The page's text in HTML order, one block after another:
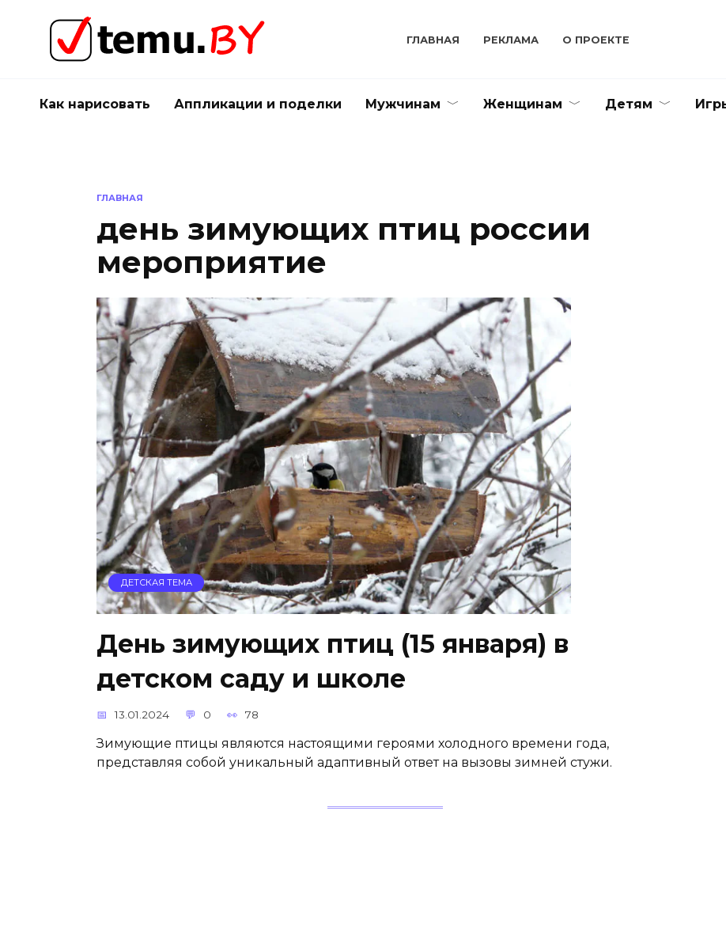
содержанию
ГЛАВНАЯ РЕКЛАМА О ПРОЕКТЕ
Как нарисовать Аппликации и поделки Мужчинам Женщинам Детям
ГЛАВНАЯ
день зимующих птиц россии
мероприятие
ДЕТСКАЯ ТЕМА
День зимующих птиц (15 января) в
детском саду и школе
13.01.2024 0 78
Зимующие птицы являются настоящими героями холодного времени года,
представляя собой уникальный адаптивный ответ на вызовы зимней стужи.